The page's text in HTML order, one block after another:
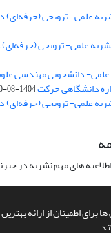
برای اطمینان از ارائه بهترین
علمی- ترویجی
علمی- ترویجی
علمی- دانشجویی مهندسی
دانشگاهی حرکت1404-08-10
علمی- ترویجی
اطلاعیه های مهم نشریه در